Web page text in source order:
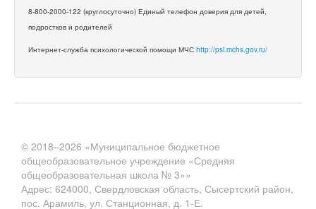
8-800-2000-122 (круглосуточно) Единый телефон доверия для детей,
подростков и родителей
Интернет-служба психологической помощи МЧС http://psi.mchs.gov.ru/
© 2018–2026 «Муниципальное бюджетное
общеобразовательное учреждение «Средняя
общеобразовательная школа № 3»»
Адрес: 624000, Свердловская область, Сысертский район,
пос. Арамиль, ул. Станционная, д. 1-Е.